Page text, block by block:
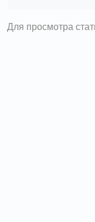
Для просмотра